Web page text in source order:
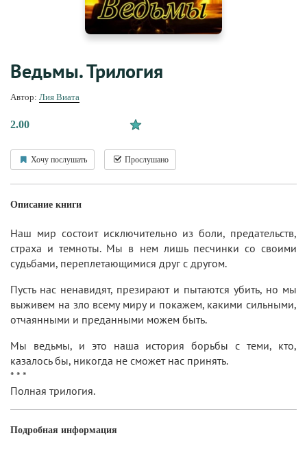
Ведьмы. Трилогия
Автор: Лия Виата
2.00
Хочу послушать Прослушано
Описание книги
Наш мир состоит исключительно из боли, предательств,
страха и темноты. Мы в нем лишь песчинки со своими
судьбами, переплетающимися друг с другом.
Пусть нас ненавидят, презирают и пытаются убить, но мы
выживем на зло всему миру и покажем, какими сильными,
отчаянными и преданными можем быть.
Мы ведьмы, и это наша история борьбы с теми, кто,
казалось бы, никогда не сможет нас принять.
* * *
Полная трилогия.
Подробная информация